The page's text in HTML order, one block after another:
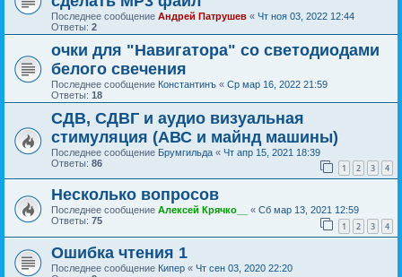
Последнее сообщение Андрей Патрушев « Чт ноя 03, 2022 12:44
Ответы: 2
очки для "Навигатора" со светодиодами
белого свечения
Последнее сообщение Константинъ « Ср мар 16, 2022 21:59
Ответы: 18
СДВ, СДВГ и аудио визуальная
стимуляция (АВС и майнд машины)
Последнее сообщение Брумгильда « Чт апр 15, 2021 18:39
Ответы: 86 1 2 3 4
Несколько вопросов
Последнее сообщение Алексей Крячко__ « Сб мар 13, 2021 12:59
Ответы: 75 1 2 3 4
Ошибка чтения 1
Последнее сообщение Кипер « Чт сен 03, 2020 22:20